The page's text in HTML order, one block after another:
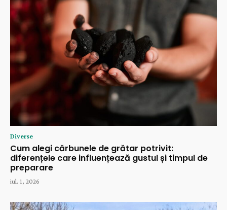
Diverse
Cum alegi cărbunele de grătar potrivit:
diferențele care influențează gustul și timpul de
preparare
iul. 1, 2026